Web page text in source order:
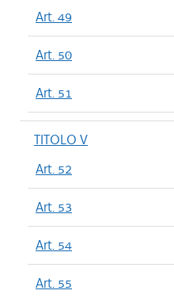
Art. 49
Art. 50
Art. 51
TITOLO V
Art. 52
Art. 53
Art. 54
Art. 55